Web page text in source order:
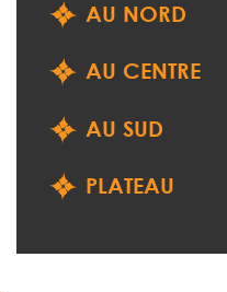
AU NORD
AU CENTRE
AU SUD
PLATEAU